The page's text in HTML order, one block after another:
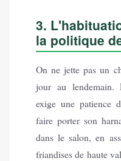
3.
la politique
On ne jette pas un
jour au lendemain.
exige une patience
faire porter son
dans le salon, en
friandises de haute